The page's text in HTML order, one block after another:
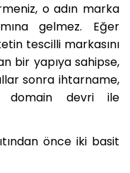
o adın marka
gelmez. Eğer
tescilli markasını
bir yapıya sahipse,
sonra ihtarname,
domain devri ile
önce iki basit